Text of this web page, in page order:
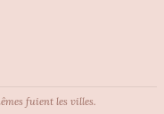
fuient les villes.